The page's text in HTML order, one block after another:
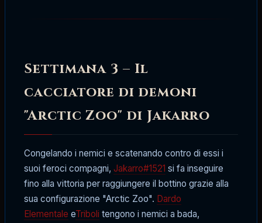
Settimana 3 – Il
cacciatore di demoni
"Arctic Zoo" di Jakarro
Congelando i nemici e scatenando contro di essi i
suoi feroci compagni, Jakarro#1521 si fa inseguire
fino alla vittoria per raggiungere il bottino grazie alla
sua configurazione "Arctic Zoo". Dardo
Elementale eTriboli tengono i nemici a bada,